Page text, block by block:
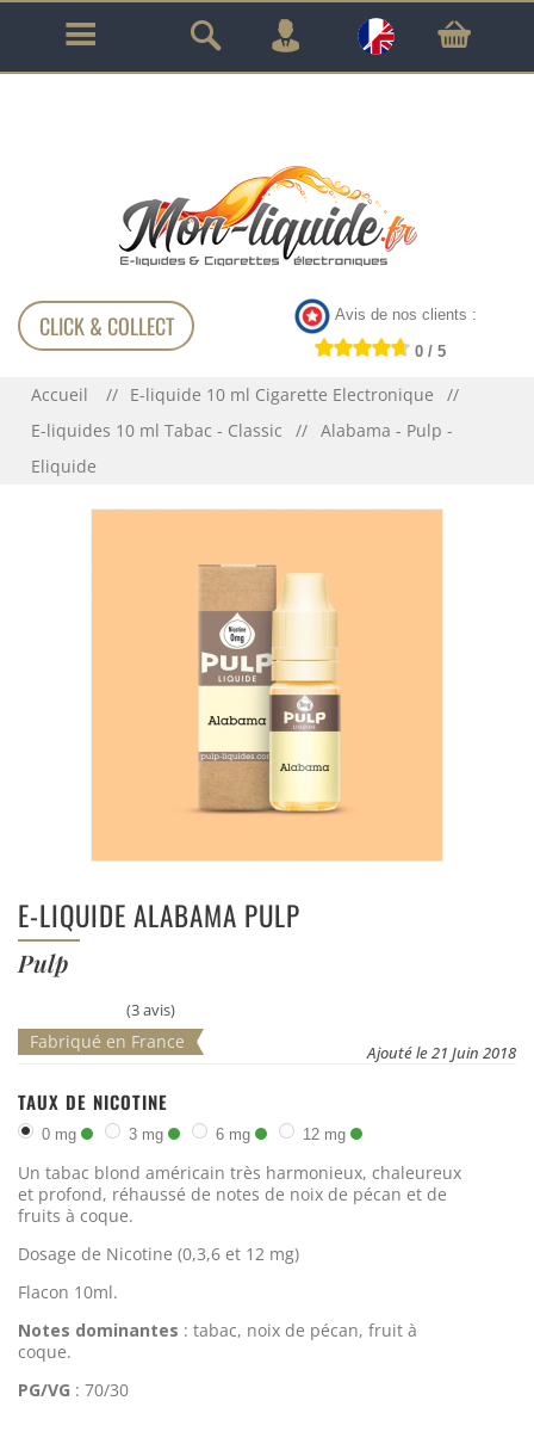
GARANTIE À VIE SUR TOUT LE MATÉRIEL
!!!
CLICK & COLLECT Avis de nos clients :
0 / 5
Accueil
E-liquide 10 ml Cigarette Electronique
E-liquides 10 ml Tabac - Classic
Alabama - Pulp -
Eliquide
E-LIQUIDE ALABAMA PULP
Pulp
(3 avis)
Ajouté le 21 Juin 2018
TAUX DE NICOTINE
0 mg 3 mg 6 mg 12 mg
Fabriqué en France
Un tabac blond américain très harmonieux, chaleureux
et profond, réhaussé de notes de noix de pécan et de
fruits à coque.
Dosage de Nicotine (0,3,6 et 12 mg)
Flacon 10ml.
Notes dominantes : tabac, noix de pécan, fruit à
coque.
PG/VG : 70/30